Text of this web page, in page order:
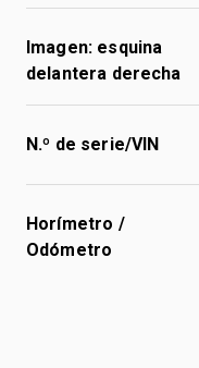
Imagen: esquina
delantera derecha
N.º de serie/VIN
Horímetro /
Odómetro